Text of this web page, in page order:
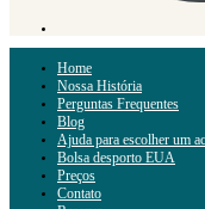
Home
Nossa História
Perguntas Frequentes
Blog
Ajuda para escolher um
Bolsa desporto EUA
Preços
Contato